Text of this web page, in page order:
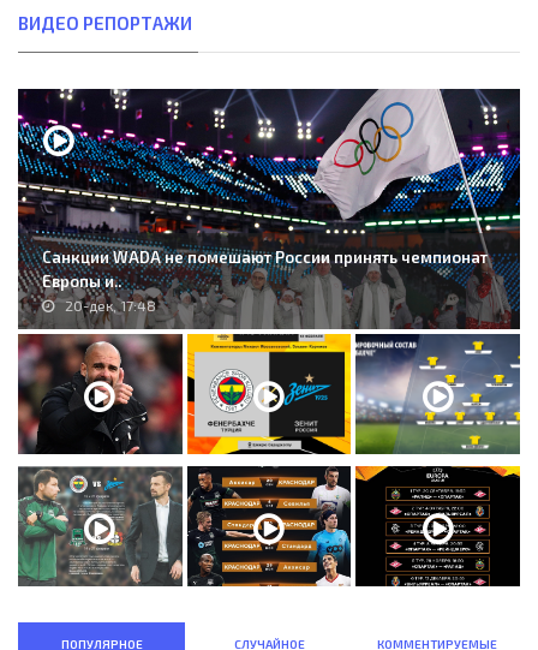
ВИДЕО РЕПОРТАЖИ
Санкции WADA не помешают России принять чемпионат
Европы и..
20-дек, 17:48
ПОПУЛЯРНОЕ СЛУЧАЙНОЕ КОММЕНТИРУЕМЫЕ